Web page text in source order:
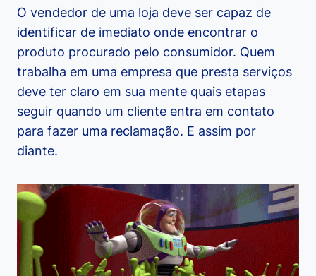
O vendedor de uma loja deve ser capaz de
identificar de imediato onde encontrar o
produto procurado pelo consumidor. Quem
trabalha em uma empresa que presta serviços
deve ter claro em sua mente quais etapas
seguir quando um cliente entra em contato
para fazer uma reclamação. E assim por
diante.